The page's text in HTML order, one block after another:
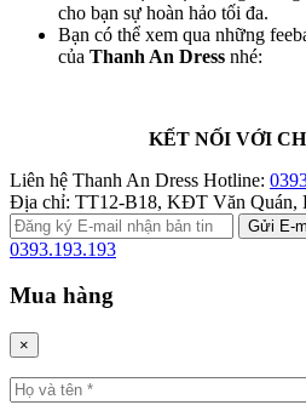
cho bạn sự hoàn hảo tối đa.
Bạn có thể xem qua những
của Thanh An Dress nhé:
KẾT NỐI VỚI
Liên hệ Thanh An Dress Hotline:
Địa chỉ: TT12-B18, KĐT Văn Quán,
0393.193.193
Mua hàng
×